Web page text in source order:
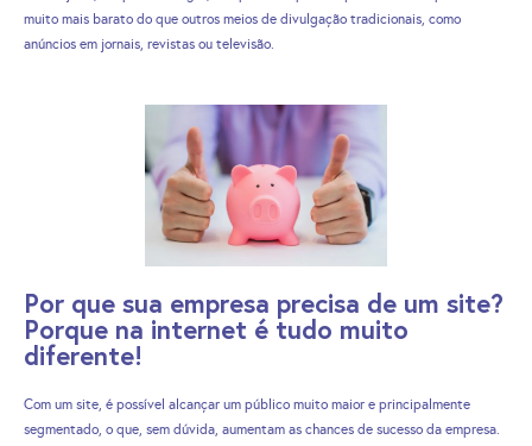
muito mais barato do que outros meios de divulgação tradicionais, como
anúncios em jornais, revistas ou televisão.
Por que sua empresa precisa de um site?
Porque na internet é tudo muito
diferente!
Com um site, é possível alcançar um público muito maior e principalmente
segmentado, o que, sem dúvida, aumentam as chances de sucesso da empresa.